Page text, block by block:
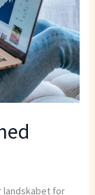
landskabet for